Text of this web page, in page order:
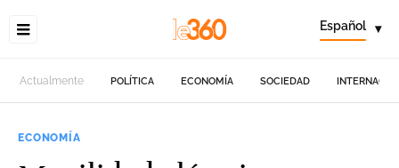
Español ▾
Actualmente POLÍTICA ECONOMÍA SOCIEDAD
ECONOMÍA